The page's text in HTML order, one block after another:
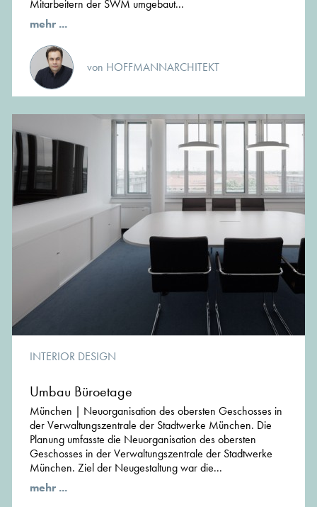
Mitarbeitern der SWM umgebaut...
mehr ...
von HOFFMANNARCHITEKT
INTERIOR DESIGN
Umbau Büroetage
München | Neuorganisation des obersten Geschosses in
der Verwaltungszentrale der Stadtwerke München. Die
Planung umfasste die Neuorganisation des obersten
Geschosses in der Verwaltungszentrale der Stadtwerke
München. Ziel der Neugestaltung war die...
mehr ...